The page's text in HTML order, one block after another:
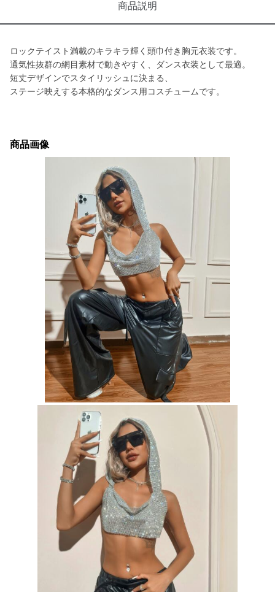
商品説明
ロックテイスト満載のキラキラ輝く頭巾付き胸元衣装です。
通気性抜群の網目素材で動きやすく、ダンス衣装として最適。
短丈デザインでスタイリッシュに決まる、
ステージ映えする本格的なダンス用コスチュームです。
商品画像